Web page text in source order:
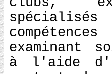
clubs,
examinant
à l'aide